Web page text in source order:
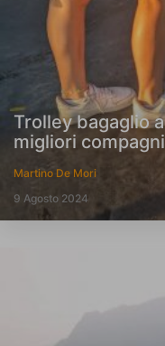
Trolley bagaglio
migliori
Martino De Mori
9 Agosto 2024